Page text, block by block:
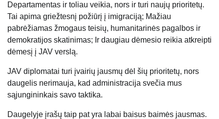
Departamentas ir toliau veikia, nors ir turi naujų prioritetų.
Tai apima griežtesnį požiūrį į imigraciją; Mažiau
pabrėžiamas žmogaus teisių, humanitarinės pagalbos ir
demokratijos skatinimas; Ir daugiau dėmesio reikia atkreipti
dėmesį į JAV verslą.
JAV diplomatai turi įvairių jausmų dėl šių prioritetų, nors
daugelis nerimauja, kad administracija svečia mus
sąjungininkais savo taktika.
Daugelyje įrašų taip pat yra labai baisus baimės jausmas.